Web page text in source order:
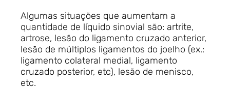
Algumas situações que aumentam a
quantidade de líquido sinovial são: artrite,
artrose, lesão do ligamento cruzado anterior,
lesão de múltiplos ligamentos do joelho (ex.:
ligamento colateral medial, ligamento
cruzado posterior, etc), lesão de menisco,
etc.